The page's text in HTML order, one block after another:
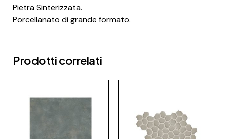
Pietra Sinterizzata.
Porcellanato di grande formato.
Prodotti correlati